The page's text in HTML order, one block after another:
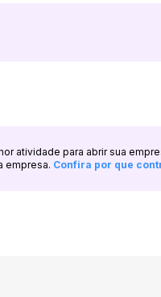
atividade para abrir sua
empresa. Confira por que